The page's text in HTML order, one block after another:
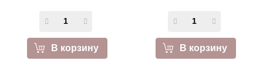
В корзину В корзину